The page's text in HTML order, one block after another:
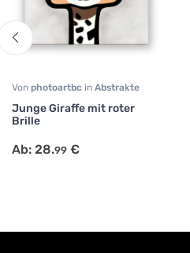
Von photoartbc in Abstrakte
Büro Comic
,
Kinderzimmer, Küche ,
Art
Portrait Schlafzimmer
Sonstige
Surrealismus
Junge Giraffe mit roter
Brille
Ab: 28.99 €